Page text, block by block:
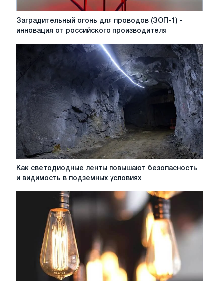
Заградительный
инновация
российского
производителя
Заградительный огонь для проводов (ЗОП-1) -
инновация от российского производителя
Как
безопасность
видимость
подземных
условиях
Как светодиодные ленты повышают безопасность
и видимость в подземных условиях